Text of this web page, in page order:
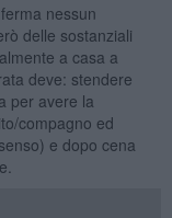
nessun
delle sostanziali
a casa a
deve: stendere
per avere la
compagno ed
e dopo cena